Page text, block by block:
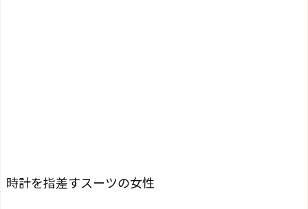
時計を指差すスーツの女性